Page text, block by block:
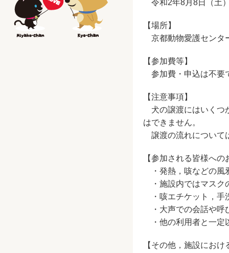
令和2年8月8日（土
【場所】
京都動物愛護センタ
【参加費等】
参加費・申込は不要
【注意事項】
犬の譲渡にはいくつ
はできません。
譲渡の流れについて
【参加される皆様への
・発熱，咳などの風
・施設内ではマスク
・咳エチケット，手
・大声での会話や呼
・他の利用者と一定
【その他，施設にお